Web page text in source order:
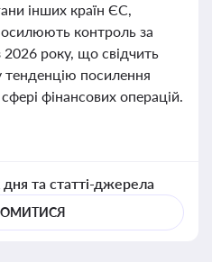
інших країн ЄС,
контроль за
року, що свідчить
тенденцію посилення
фінансових операцій.
та статті-джерела